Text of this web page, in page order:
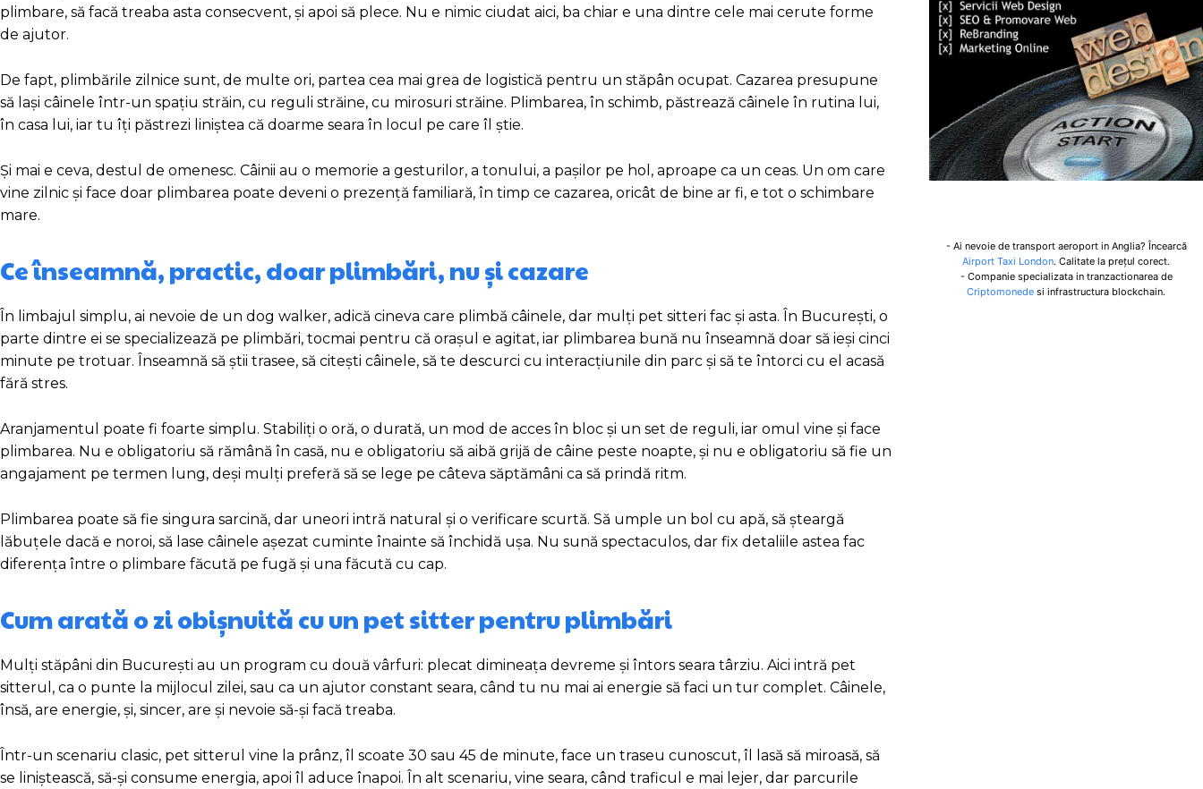
plimbare, să facă treaba asta consecvent, și apoi să plece. Nu e nimic ciudat aici, ba chiar e una dintre cele mai cerute forme
de ajutor.
De fapt, plimbările zilnice sunt, de multe ori, partea cea mai grea de logistică pentru un stăpân ocupat. Cazarea presupune
să lași câinele într-un spațiu străin, cu reguli străine, cu mirosuri străine. Plimbarea, în schimb, păstrează câinele în rutina lui,
în casa lui, iar tu îți păstrezi liniștea că doarme seara în locul pe care îl știe.
Și mai e ceva, destul de omenesc. Câinii au o memorie a gesturilor, a tonului, a pașilor pe hol, aproape ca un ceas. Un om care
vine zilnic și face doar plimbarea poate deveni o prezență familiară, în timp ce cazarea, oricât de bine ar fi, e tot o schimbare
mare.
Ce înseamnă, practic, doar plimbări, nu și cazare
În limbajul simplu, ai nevoie de un dog walker, adică cineva care plimbă câinele, dar mulți pet sitteri fac și asta. În București, o
parte dintre ei se specializează pe plimbări, tocmai pentru că orașul e agitat, iar plimbarea bună nu înseamnă doar să ieși cinci
minute pe trotuar. Înseamnă să știi trasee, să citești câinele, să te descurci cu interacțiunile din parc și să te întorci cu el acasă
fără stres.
Aranjamentul poate fi foarte simplu. Stabiliți o oră, o durată, un mod de acces în bloc și un set de reguli, iar omul vine și face
plimbarea. Nu e obligatoriu să rămână în casă, nu e obligatoriu să aibă grijă de câine peste noapte, și nu e obligatoriu să fie un
angajament pe termen lung, deși mulți preferă să se lege pe câteva săptămâni ca să prindă ritm.
Plimbarea poate să fie singura sarcină, dar uneori intră natural și o verificare scurtă. Să umple un bol cu apă, să șteargă
lăbuțele dacă e noroi, să lase câinele așezat cuminte înainte să închidă ușa. Nu sună spectaculos, dar fix detaliile astea fac
diferența între o plimbare făcută pe fugă și una făcută cu cap.
Cum arată o zi obișnuită cu un pet sitter pentru plimbări
Mulți stăpâni din București au un program cu două vârfuri: plecat dimineața devreme și întors seara târziu. Aici intră pet
sitterul, ca o punte la mijlocul zilei, sau ca un ajutor constant seara, când tu nu mai ai energie să faci un tur complet. Câinele,
însă, are energie, și, sincer, are și nevoie să-și facă treaba.
Într-un scenariu clasic, pet sitterul vine la prânz, îl scoate 30 sau 45 de minute, face un traseu cunoscut, îl lasă să miroasă, să
se liniștească, să-și consume energia, apoi îl aduce înapoi. În alt scenariu, vine seara, când traficul e mai lejer, dar parcurile
- Ai nevoie de transport aeroport in Anglia? Încearcă
Airport Taxi London. Calitate la prețul corect.
- Companie specializata in tranzactionarea de
Criptomonede si infrastructura blockchain.